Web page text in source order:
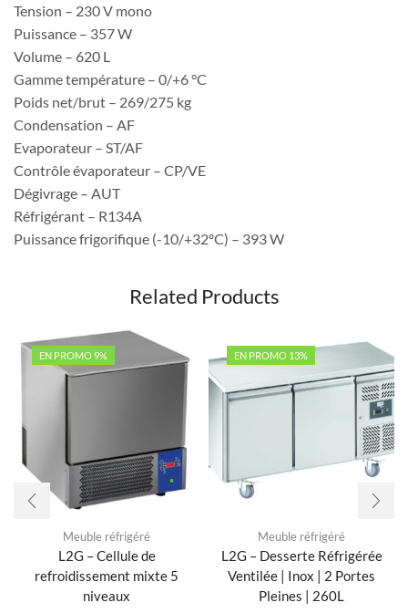
Tension – 230 V mono
Puissance – 357 W
Volume – 620 L
Gamme température – 0/+6 °C
Poids net/brut – 269/275 kg
Condensation – AF
Evaporateur – ST/AF
Contrôle évaporateur – CP/VE
Dégivrage – AUT
Réfrigérant – R134A
Puissance frigorifique (-10/+32ºC) – 393 W
Related Products
EN PROMO 9%
Meuble réfrigéré
L2G – Cellule de
refroidissement mixte 5
niveaux
EN PROMO 13%
Meuble réfrigéré
L2G – Desserte Réfrigérée
Ventilée | Inox | 2 Portes
Pleines | 260L